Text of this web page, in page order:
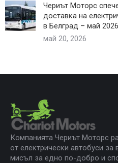
Чериът Моторс
доставка на
в Белград – май 2026
май 20, 2026
Компанията Чериът Моторс
от електрически автобуси за
мисъл за едно по-добро и